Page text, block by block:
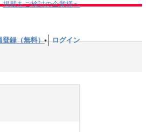
掲載をご検討の企業様へ
登録（無料） ログイン